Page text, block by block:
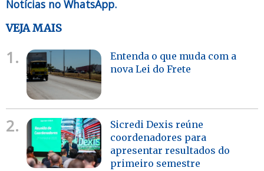
Notícias no WhatsApp.
VEJA MAIS
1.
Entenda o que muda com a
nova Lei do Frete
2.
Sicredi Dexis reúne
coordenadores para
apresentar resultados do
primeiro semestre